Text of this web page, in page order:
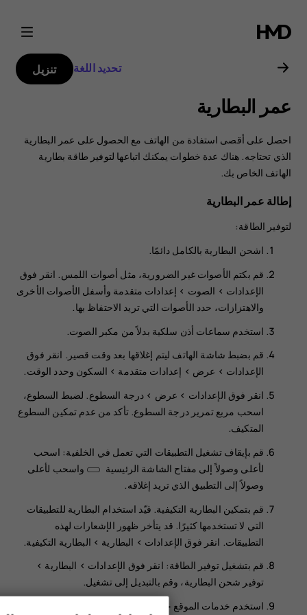
دليل
مستخدم
هاتف
Nokia
8.1
تحديد اللغة تنزيل
عمر البطارية
احصل على أقصى استفادة من الهاتف مع الحصول على عمر البطارية
الذي تحتاجه. هناك عدة خطوات يمكنك اتباعها لتوفير طاقة بطارية
الهاتف الخاص بك.
إطالة عمر البطارية
لتوفير الطاقة:
اشحن البطارية بالكامل دائمًا.
قم بكتم الأصوات غير الضرورية، مثل أصوات اللمس. انقر فوق
> الصوت > إعدادات متقدمة وأسفل الأصوات الأخرى
والاهتزازات، حدد الأصوات التي تريد الاحتفاظ بها.
استخدم سماعات أذن سلكية بدلاً من مكبر الصوت.
قم بضبط شاشة الهاتف ليتم إغلاقها بعد وقت قصير. انقر فوق
الإعدادات >
> إعدادات متقدمة > السكون وحدد الوقت.
انقر فوق الإعدادات > عرض > درجة السطوع. لضبط السطوع،
اسحب مربع تمرير درجة السطوع. تأكد من عدم تمكين السطوع
المتكيف.
قم بإيقاف تشغيل التطبيقات التي تعمل في الخلفية: اسحب
لأعلى وصولاً إلى مفتاح الشاشة الرئيسية ‬‏
واسحب لأعلى
وصولاً إلى التطبيق الذي تريد إغلاقه.
قم بتمكين البطارية التكيفية. قيّد استخدام البطارية للتطبيقات
التي لا تستخدمها كثيرًا. قد يتأخر ظهور الإشعارات لهذه
التطبيقات. انقر فوق الإعدادات > البطارية > البطارية التكيفية.
قم بتشغيل توفير الطاقة: انقر فوق الإعدادات > البطارية >
توفير شحن البطارية، وقم بالتبديل إلىتشغيل.
استخدم خدمات الموقع حسب الحاجة: أوقف تشغيل خدمات